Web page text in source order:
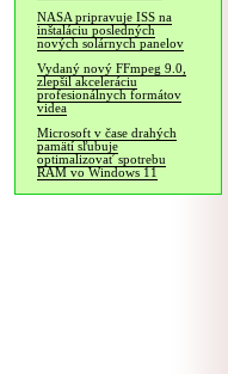
NASA pripravuje ISS na
inštaláciu posledných
nových solárnych panelov
Vydaný nový FFmpeg 9.0,
zlepšil akceleráciu
profesionálnych formátov
videa
Microsoft v čase drahých
pamätí sľubuje
optimalizovať spotrebu
RAM vo Windows 11